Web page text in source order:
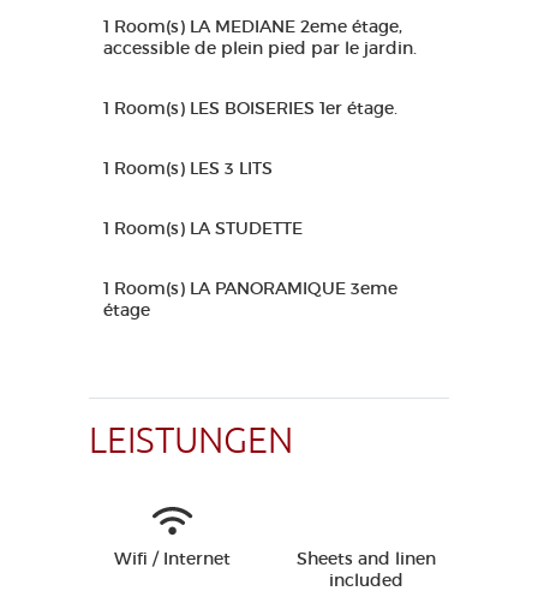
1 Room(s) LA MEDIANE 2eme étage,
accessible de plein pied par le jardin.
1 Room(s) LES BOISERIES 1er étage.
1 Room(s) LES 3 LITS
1 Room(s) LA STUDETTE
1 Room(s) LA PANORAMIQUE 3eme
étage
LEISTUNGEN
Wifi / Internet
Sheets and linen
included